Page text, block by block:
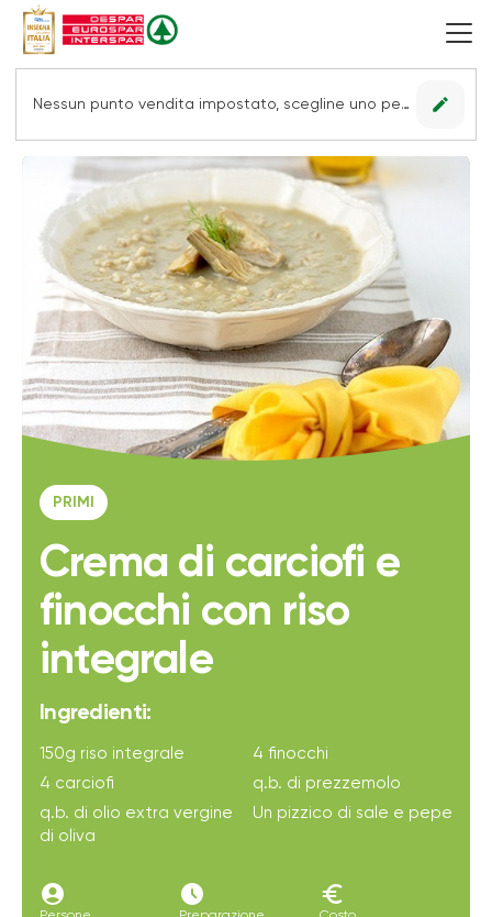
Nessun punto vendita impostato, scegline uno per vedere le offerte. edit
PRIMI
Crema di carciofi e
finocchi con riso
integrale
Ingredienti:
150g riso integrale
4 finocchi
4 carciofi
q.b. di prezzemolo
q.b. di olio extra vergine
di oliva
Un pizzico di sale e pepe
account_circle access_time_filled euro